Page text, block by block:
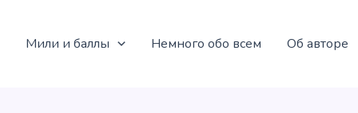
Мили и баллы Немного обо всем Об авторе